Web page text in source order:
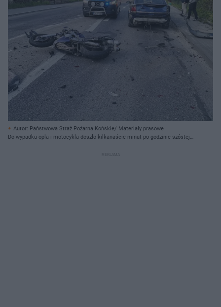
Autor: Państwowa Straż Pożarna Końskie/ Materiały prasowe
Do wypadku opla i motocykla doszło kilkanaście minut po godzinie szóstej